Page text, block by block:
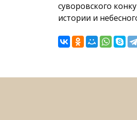
суворовского
истории и